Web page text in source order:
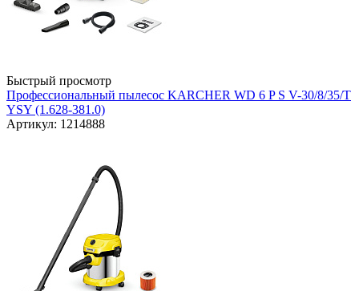
Быстрый просмотр
Профессиональный пылесос KARCHER WD 6 P S V-30/8/35/T
YSY (1.628-381.0)
Артикул: 1214888